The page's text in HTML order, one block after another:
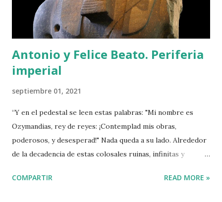
Hotel Plaza. Fotografía de Samuel H. Gottscho, 23/01/1933.
Library of Cong...
Antonio y Felice Beato. Periferia
imperial
septiembre 01, 2021
“Y en el pedestal se leen estas palabras: "Mi nombre es
Ozymandias, rey de reyes: ¡Contemplad mis obras,
poderosos, y desesperad!" Nada queda a su lado. Alrededor
de la decadencia de estas colosales ruinas, infinitas y
arenas” Percy Bysshe Shelley (1792-1822), Ozymandias (1817).
COMPARTIR READ MORE »